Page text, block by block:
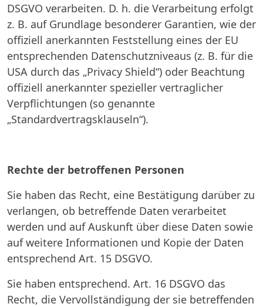
DSGVO verarbeiten. D. h. die Verarbeitung erfolgt
z. B. auf Grundlage besonderer Garantien, wie der
offiziell anerkannten Feststellung eines der EU
entsprechenden Datenschutzniveaus (z. B. für die
USA durch das „Privacy Shield“) oder Beachtung
offiziell anerkannter spezieller vertraglicher
Verpflichtungen (so genannte
„Standardvertragsklauseln“).
Rechte der betroffenen Personen
Sie haben das Recht, eine Bestätigung darüber zu
verlangen, ob betreffende Daten verarbeitet
werden und auf Auskunft über diese Daten sowie
auf weitere Informationen und Kopie der Daten
entsprechend Art. 15 DSGVO.
Sie haben entsprechend. Art. 16 DSGVO das
Recht, die Vervollständigung der sie betreffenden